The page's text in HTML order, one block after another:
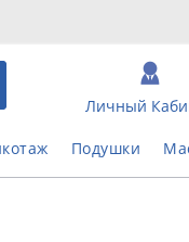
Личный
Подушки